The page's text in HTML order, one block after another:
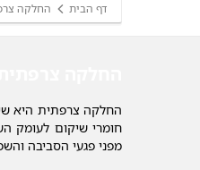
החלקה דף הבית
החלקה צרפתית היא
חומרי שיקום לעומק
מפני פגעי הסביבה